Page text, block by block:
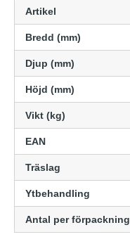
Artikel
Bredd (mm)
Djup (mm)
Höjd (mm)
Vikt (kg)
EAN
Träslag
Ytbehandling
Antal per förpackning